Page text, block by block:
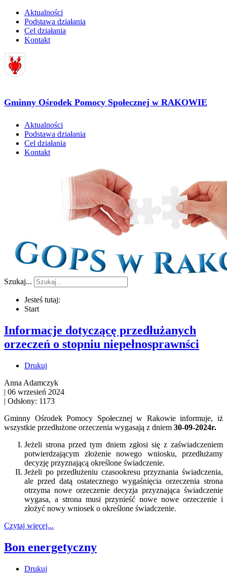
Aktualności
Podstawa działania
Cel działania
Kontakt
Gminny Ośrodek Pomocy Społecznej w RAKOWIE
Aktualności
Podstawa działania
Cel działania
Kontakt
Szukaj...
Jesteś tutaj:
Start
Informacje dotyczącę przedłużanych
orzeczeń o stopniu niepełnosprawnści
Drukuj
Anna Adamczyk
| 06 wrzesień 2024
| Odsłony: 1173
Gminny Ośrodek Pomocy Społecznej w Rakowie informuje, iż
wszystkie przedłużone orzeczenia wygasają z dniem 30-09-2024r.
Jeżeli strona przed tym dniem zgłosi się z zaświadczeniem
potwierdzającym złożenie nowego wniosku, przedłużamy
decyzję przyznającą określone świadczenie.
Jeżeli po przedłużeniu czasookresu przyznania świadczenia,
ale przed datą ostatecznego wygaśnięcia orzeczenia strona
otrzyma nowe orzeczenie decyzja przyznająca świadczenie
wygasa, a strona musi przynieść nowe nowe orzeczenie i
złożyć nowy wniosek o określone świadczenie.
Czytaj więcej...
Bon energetyczny
Drukuj